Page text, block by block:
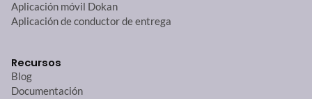
Aplicación móvil Dokan
Aplicación de conductor de entrega
Recursos
Blog
Documentación